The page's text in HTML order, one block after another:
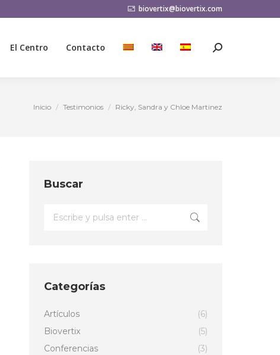
biovertix@biovertix.com
El Centro Contacto Buscar:
Estás aquí:
Inicio Testimonios Ricky, Sandra y Chloe Martinez
Buscar
Buscar:
Categorías
Artículos
(6)
Biovertix
(5)
Conferencias
(3)
Buscar: